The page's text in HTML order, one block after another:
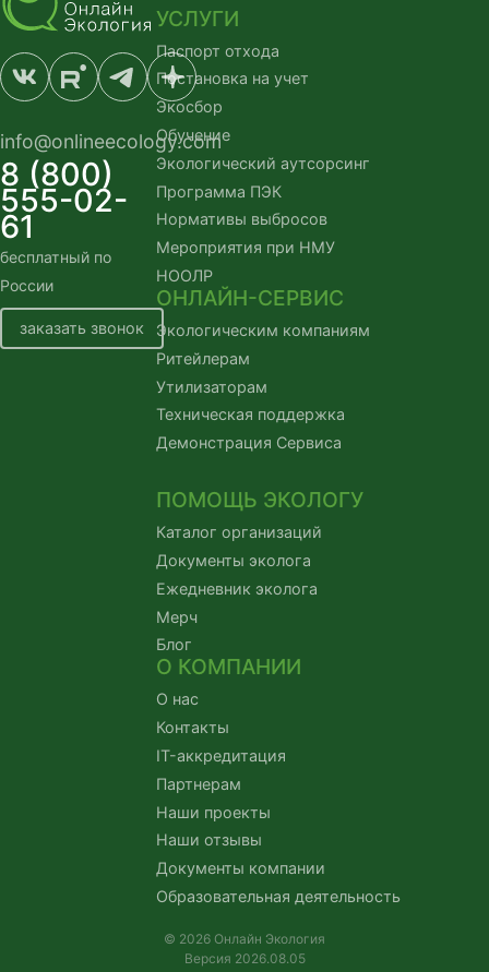
info@onlineecology.com
8 (800)
555-02-
61
бесплатный по
России
заказать звонок
УСЛУГИ
Паспорт отхода
Постановка на учет
Экосбор
Обучение
Экологический аутсорсинг
Программа ПЭК
Нормативы выбросов
Мероприятия при НМУ
НООЛР
ОНЛАЙН-СЕРВИС
Экологическим компаниям
Ритейлерам
Утилизаторам
Техническая поддержка
Демонстрация Сервиса
ПОМОЩЬ ЭКОЛОГУ
Каталог организаций
Документы эколога
Ежедневник эколога
Мерч
Блог
О КОМПАНИИ
О нас
Контакты
IT-аккредитация
Партнерам
Наши проекты
Наши отзывы
Документы компании
Образовательная деятельность
© 2026 Онлайн Экология
Версия 2026.08.05